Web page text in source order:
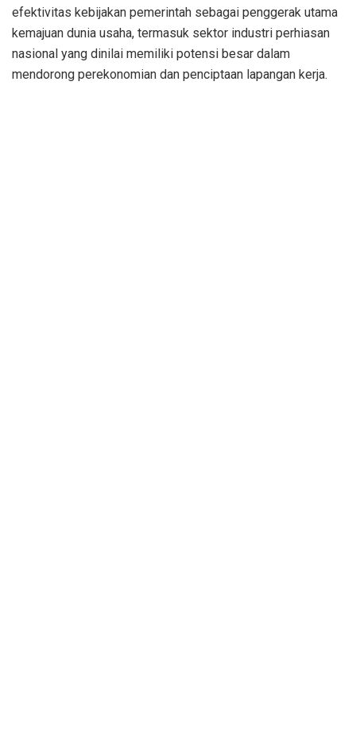
efektivitas kebijakan pemerintah sebagai penggerak utama
kemajuan dunia usaha, termasuk sektor industri perhiasan
nasional yang dinilai memiliki potensi besar dalam
mendorong perekonomian dan penciptaan lapangan kerja.